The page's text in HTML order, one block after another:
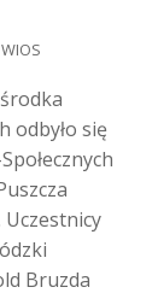
WIOS
odbyło się
Uczestnicy
Bruzda